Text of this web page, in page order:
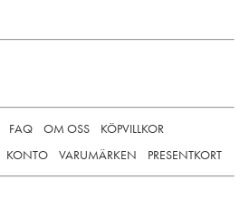
FAQ OM OSS
KÖPVILLKOR
KONTO VARUMÄRKEN PRESENTKORT